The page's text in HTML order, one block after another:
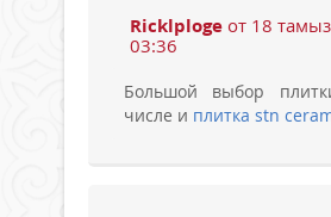
Ricklploge от 18
03:36
Большой выбор
числе и плитка stn